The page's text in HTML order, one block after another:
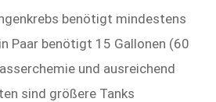
benötigt mindestens
Paar benötigt 15 Gallonen (60
und ausreichend
sind größere Tanks